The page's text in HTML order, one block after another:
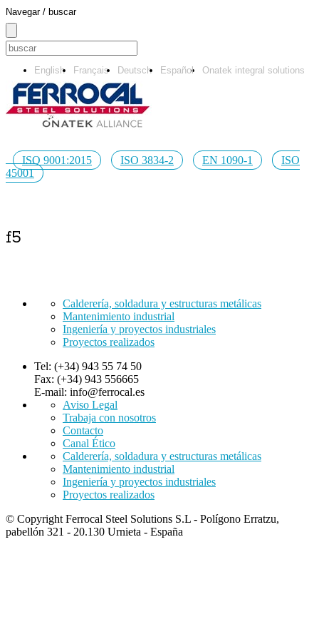
Navegar / buscar
Onatek integral solutions
English Français Deutsch Español
ISO 9001:2015 ISO 3834-2 EN 1090-1
ISO
45001
f5
Calderería, soldadura y estructuras metálicas
Mantenimiento industrial
Ingeniería y proyectos industriales
Proyectos realizados
Tel: (+34) 943 55 74 50
Fax: (+34) 943 556665
E-mail: info@ferrocal.es
Aviso Legal
Trabaja con nosotros
Contacto
Canal Ético
Calderería, soldadura y estructuras metálicas
Mantenimiento industrial
Ingeniería y proyectos industriales
Proyectos realizados
© Copyright Ferrocal Steel Solutions S.L - Polígono Erratzu,
pabellón 321 - 20.130 Urnieta - España